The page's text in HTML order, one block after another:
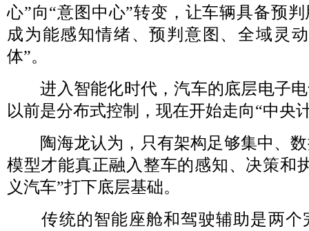
心”向“意图中心”转变，让车辆具备预
成为能感知情绪、预判意图、全域灵
体”。
进入智能化时代，汽车的底层电子电
以前是分布式控制，现在开始走向“中央
陶海龙认为，只有架构足够集中、数
模型才能真正融入整车的感知、决策和
义汽车”打下底层基础。
传统的智能座舱和驾驶辅助是两个